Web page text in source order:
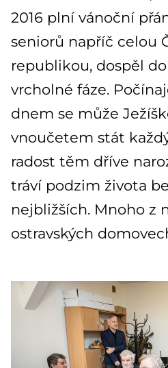
2016 plní vánoční
seniorů napříč celou
republikou, dospěl
vrcholné fáze.
dnem se může
vnoučetem stát
radost těm dříve
tráví podzim života
nejbližších. Mnoho z
ostravských